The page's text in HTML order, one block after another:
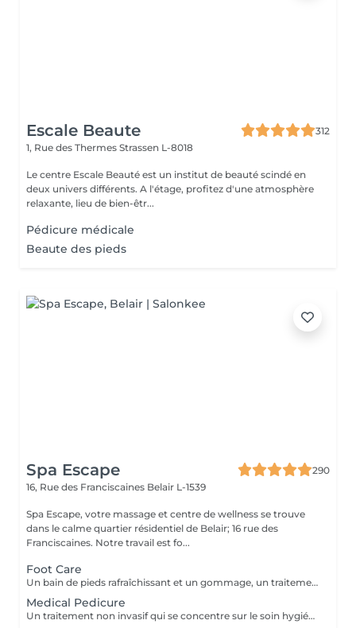
Escale Beaute
312
1, Rue des Thermes Strassen L-8018
Le centre Escale Beauté est un institut de beauté scindé en
deux univers différents. A l'étage, profitez d'une atmosphère
relaxante, lieu de bien-êtr...
Pédicure médicale
Beaute des pieds
Spa Escape
290
16, Rue des Franciscaines Belair L-1539
Spa Escape, votre massage et centre de wellness se trouve
dans le calme quartier résidentiel de Belair; 16 rue des
Franciscaines. Notre travail est fo...
Foot Care
Un bain de pieds rafraîchissant et un gommage, un traitement des ongles et des cuticules, un massage des jambes et des pieds. Une sensation de détente et de calme accentue ce traitement.
Medical Pedicure
Un traitement non invasif qui se concentre sur le soin hygiénique et esthétique des ongles des pieds et de la plante des pieds après une évaluation complète de vos pieds et de vos ongles. Ce traitement est suivi d'un massage des pieds.